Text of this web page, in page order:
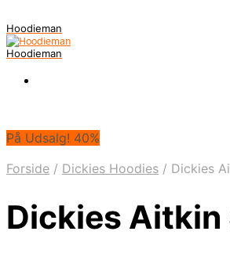
Hoodieman
Hoodieman
På Udsalg! 40%
Forside / Dickies Hoodies / Dickies
Dickies Aitkin